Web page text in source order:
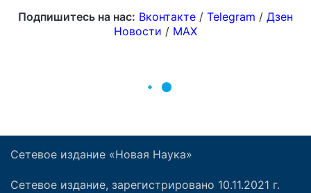
Сетевое издание «Новая Наука»
Сетевое издание, зарегистрировано 10.11.2021 г.